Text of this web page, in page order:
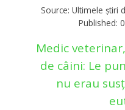
Source: Ultimele știri
Published:
Medic
de câini: Le
nu erau